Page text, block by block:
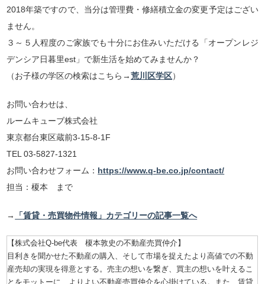
2018年築ですので、当分は管理費・修繕積立金の変更予定はござい
ません。
３～５人程度のご家族でも十分にお住みいただける「オープンレジ
デンシア日暮里est」で新生活を始めてみませんか？
（お子様の学区の検索はこちら→荒川区学区）
お問い合わせは、
ルームキューブ株式会社
東京都台東区蔵前3-15-8-1F
TEL 03-5827-1321
お問い合わせフォーム： https://www.q-be.co.jp/contact/
担当：榎本 まで
→ 「賃貸・売買物件情報」カテゴリーの記事一覧へ
【株式会社Q-be代表 榎本敦史の不動産売買仲介】
目利きを聞かせた不動産の購入、そして市場を捉えたより高値での不動
産売却の実現を得意とする。売主の想いを繋ぎ、買主の想いを叶えるこ
とをモットーに、よりよい不動産売買仲介を心掛けている。また、賃貸